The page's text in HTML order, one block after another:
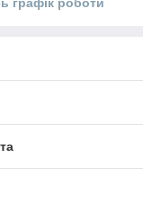
графік роботи